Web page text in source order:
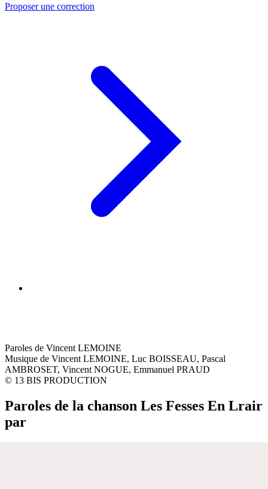
Proposer une correction
Paroles de Vincent LEMOINE
Musique de Vincent LEMOINE, Luc BOISSEAU, Pascal
AMBROSET, Vincent NOGUE, Emmanuel PRAUD
© 13 BIS PRODUCTION
Paroles de la chanson Les Fesses En Lrair
par